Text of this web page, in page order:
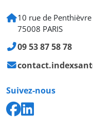
10 rue de Penthièvre
75008 PARIS
09 53 87 58 78
Suivez-nous